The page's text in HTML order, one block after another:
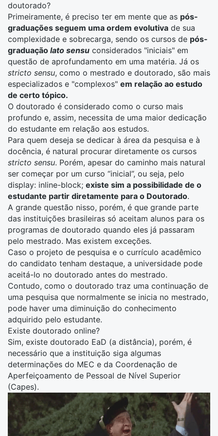
doutorado?
Primeiramente, é preciso ter em mente que as pós-
graduações seguem uma ordem evolutiva de sua
complexidade e sobrecarga, sendo os cursos de pós-
graduação lato sensu considerados "iniciais" em
questão de aprofundamento em uma matéria. Já os
stricto sensu, como o mestrado e doutorado, são mais
especializados e "complexos" em relação ao estudo
de certo tópico.
O doutorado é considerado como o curso mais
profundo e, assim, necessita de uma maior dedicação
do estudante em relação aos estudos.
Para quem deseja se dedicar à área da pesquisa e à
docência, é natural procurar diretamente os cursos
stricto sensu. Porém, apesar do caminho mais natural
ser começar por um curso “inicial”, ou seja, pelo
display: inline-block; existe sim a possibilidade de o
estudante partir diretamente para o Doutorado.
A grande questão nisso, porém, é que grande parte
das instituições brasileiras só aceitam alunos para os
programas de doutorado quando eles já passaram
pelo mestrado. Mas existem exceções.
Caso o projeto de pesquisa e o currículo acadêmico
do candidato tenham destaque, a universidade pode
aceitá-lo no doutorado antes do mestrado.
Contudo, como o doutorado traz uma continuação de
uma pesquisa que normalmente se inicia no mestrado,
pode haver uma diminuição do conhecimento
adquirido pelo estudante.
Existe doutorado online?
Sim, existe doutorado EaD (a distância), porém, é
necessário que a instituição siga algumas
determinações do MEC e da Coordenação de
Aperfeiçoamento de Pessoal de Nível Superior
(Capes).